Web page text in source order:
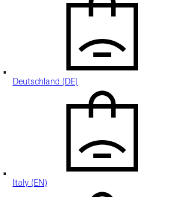
Deutschland (DE)
Italy (EN)